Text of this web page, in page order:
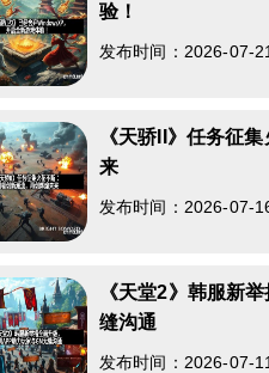
验！
发布时间：2026-07-
《天骄II》任务征
来
发布时间：2026-07-
《天堂2》韩服新
缝沟通
发布时间：2026-07-